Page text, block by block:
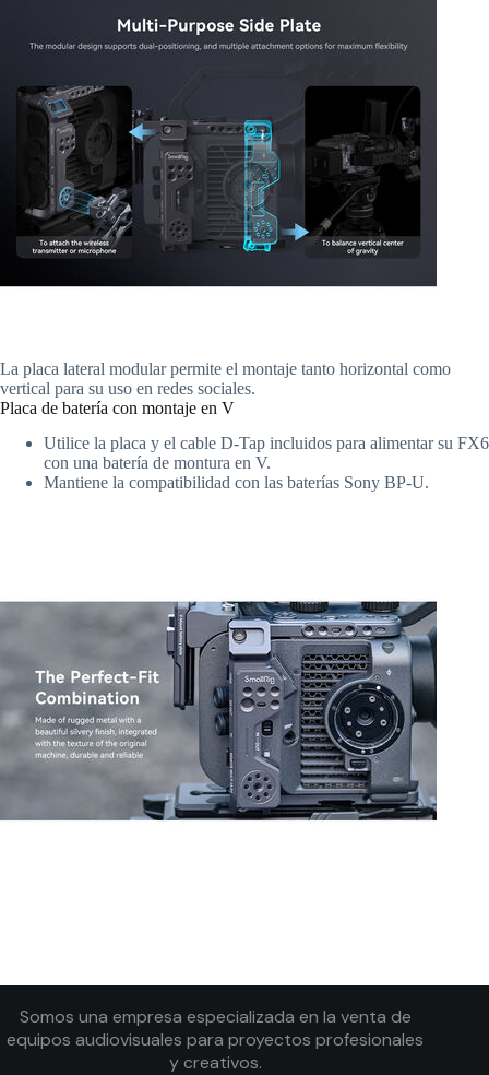
La placa lateral modular permite el montaje tanto horizontal como
vertical para su uso en redes sociales.
Placa de batería con montaje en V
Utilice la placa y el cable D-Tap incluidos para alimentar su FX6
con una batería de montura en V.
Mantiene la compatibilidad con las baterías Sony BP-U.
Somos una empresa especializada en la venta de
equipos audiovisuales para proyectos profesionales
y creativos.